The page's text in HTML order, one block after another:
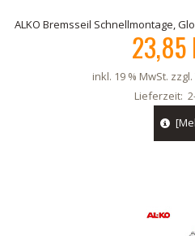
ALKO Bremsseil Schnellmontage,
23,85
inkl. 19 % MwSt. zzgl.
Lieferzeit: